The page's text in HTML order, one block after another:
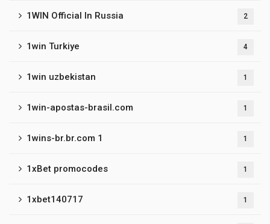
1WIN Official In Russia 2
1win Turkiye 4
1win uzbekistan 1
1win-apostas-brasil.com 1
1wins-br.br.com 1 1
1xBet promocodes 1
1xbet140717 1